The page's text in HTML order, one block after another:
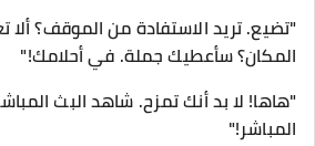
"تضيع. تريد الاستفادة من الموقف؟
المكان؟ سأعطيك جملة. في أحلامك!"
"هاها! لا بد أنك تمزح. شاهد البث
المباشر!"